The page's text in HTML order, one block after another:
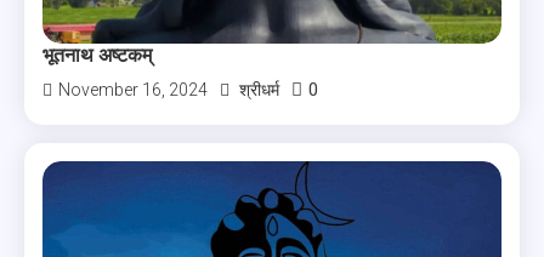
भूतनाथ अष्टकम्
November 16, 2024 श्रीधर्म 0